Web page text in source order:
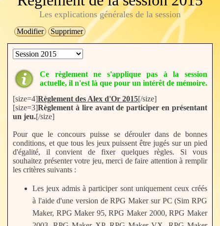
Forum
Communauté
Se connecter
S'inscrire
Les explications générales de la session
Modifier Supprimer
Ce règlement ne s'applique pas à la session
actuelle, il n'est là que pour un intérêt de mémoire.
[size=4]Règlement des Alex d'Or 2015[/size]
[size=3]Règlement à lire avant de participer en présentant
un jeu.[/size]
Pour que le concours puisse se dérouler dans de bonnes
conditions, et que tous les jeux puissent être jugés sur un pied
d'égalité, il convient de fixer quelques règles. Si vous
souhaitez présenter votre jeu, merci de faire attention à remplir
les critères suivants :
Les jeux admis à participer sont uniquement ceux créés
à l'aide d'une version de RPG Maker sur PC (Sim RPG
Maker, RPG Maker 95, RPG Maker 2000, RPG Maker